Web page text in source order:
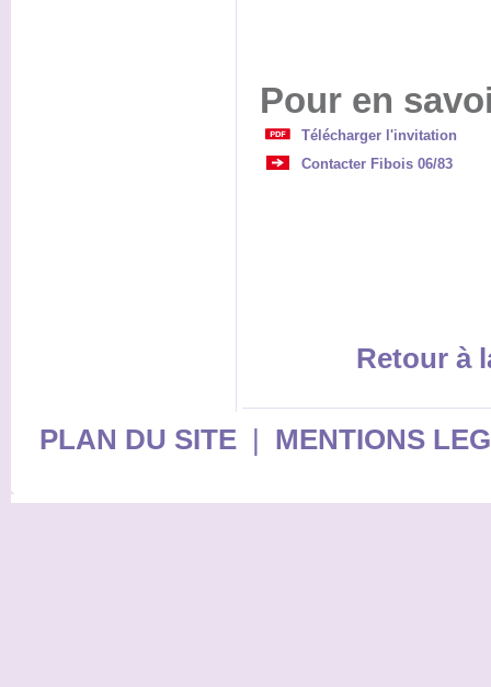
Pour en
Télécharger l'invitation
Contacter Fibois 06/83
Retour à
PLAN DU SITE| MENTIONS